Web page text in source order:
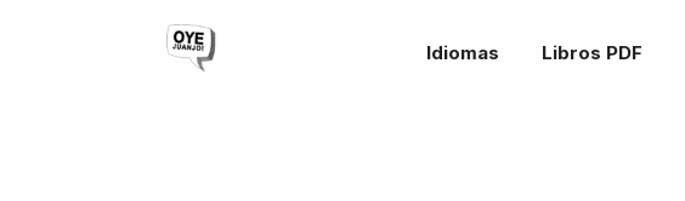
Idiomas Libros PDF